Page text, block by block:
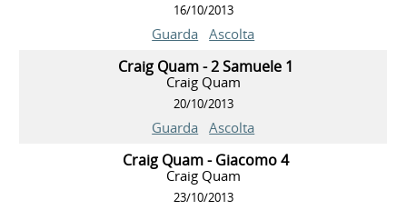
16/10/2013
Guarda Ascolta
Craig Quam - 2 Samuele 1
Craig Quam
20/10/2013
Guarda Ascolta
Craig Quam - Giacomo 4
Craig Quam
23/10/2013